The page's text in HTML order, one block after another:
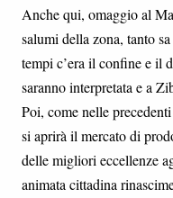
Anche qui, omaggio al
salumi della zona, tanto
tempi c’era il confine e il
saranno interpretata e a
Poi, come nelle
si aprirà il mercato di
delle migliori eccellenze
animata cittadina